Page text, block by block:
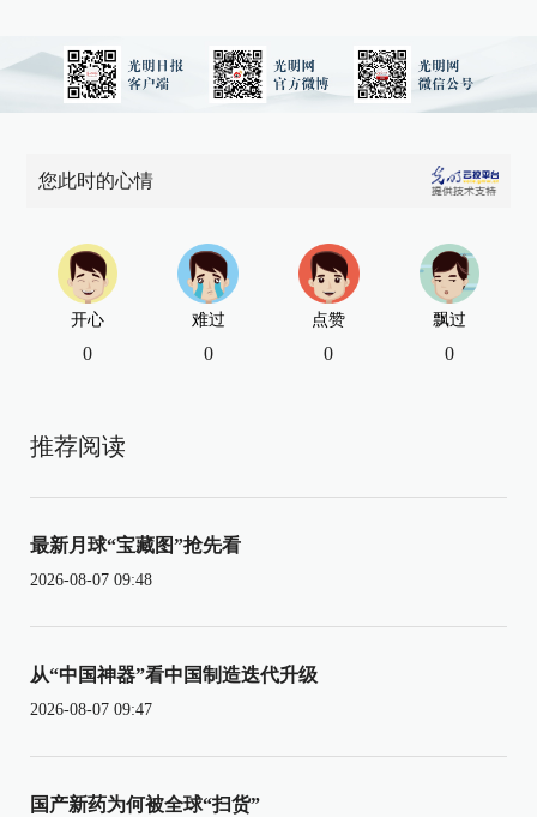
您此时的心情
开心
0
难过
0
点赞
0
飘过
0
推荐阅读
最新月球“宝藏图”抢先看
2026-08-07 09:48
从“中国神器”看中国制造迭代升级
2026-08-07 09:47
国产新药为何被全球“扫货”